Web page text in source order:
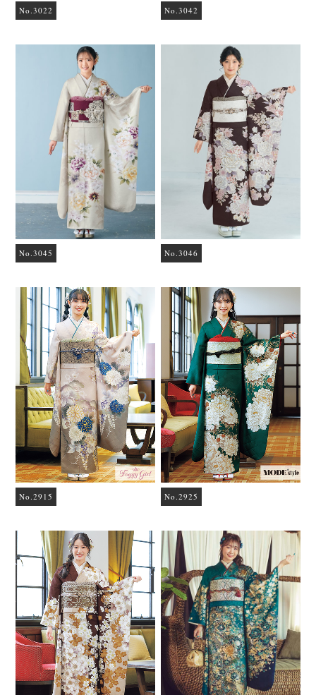
No.3022 No.3042
No.3045 No.3046
No.2915 No.2925